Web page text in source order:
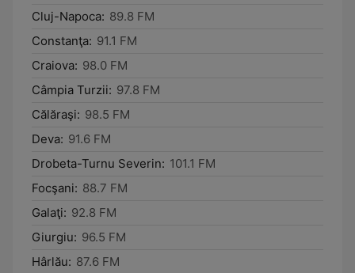
Cluj-Napoca: 89.8 FM
Constanţa: 91.1 FM
Craiova: 98.0 FM
Câmpia Turzii: 97.8 FM
Călăraşi: 98.5 FM
Deva: 91.6 FM
Drobeta-Turnu Severin: 101.1 FM
Focşani: 88.7 FM
Galaţi: 92.8 FM
Giurgiu: 96.5 FM
Hârlău: 87.6 FM